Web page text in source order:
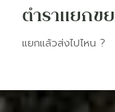
ตำราแยกข
แยกแล้วส่งไปไหน ?